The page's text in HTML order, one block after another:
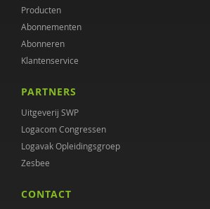
Gerdie Kienhorst
Marieke Kingma
Michiel Klaver
Aafje Knispel
Bauke Koekkoek
Producten
Abonnementen
Abonneren
Klantenservice
PARTNERS
Uitgeverij SWP
Logacom Congressen
Logavak Opleidingsgroep
Zesbee
CONTACT